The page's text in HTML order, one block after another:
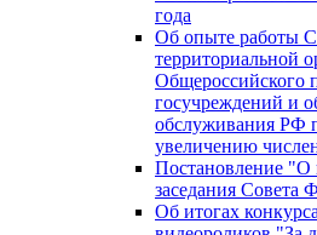
года
Об опыте работы
территориальной
Общероссийского
госучреждений и
обслуживания РФ
увеличению
Постановление "О
заседания
Об итогах